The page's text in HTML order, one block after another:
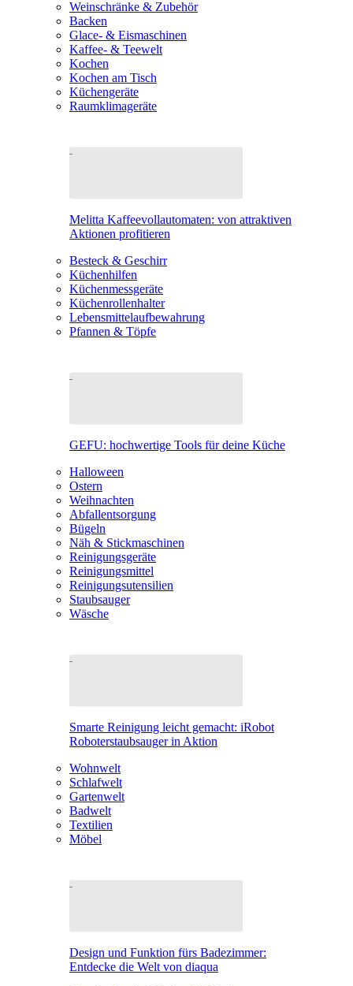
Weinschränke & Zubehör
Backen
Glace- & Eismaschinen
Kaffee- & Teewelt
Kochen
Kochen am Tisch
Küchengeräte
Raumklimageräte
Melitta Kaffeevollautomaten: von attraktiven
Aktionen profitieren
Besteck & Geschirr
Küchenhilfen
Küchenmessgeräte
Küchenrollenhalter
Lebensmittelaufbewahrung
Pfannen & Töpfe
GEFU: hochwertige Tools für deine Küche
Halloween
Ostern
Weihnachten
Abfallentsorgung
Bügeln
Näh & Stickmaschinen
Reinigungsgeräte
Reinigungsmittel
Reinigungsutensilien
Staubsauger
Wäsche
Smarte Reinigung leicht gemacht: iRobot
Roboterstaubsauger in Aktion
Wohnwelt
Schlafwelt
Gartenwelt
Badwelt
Textilien
Möbel
Design und Funktion fürs Badezimmer:
Entdecke die Welt von diaqua